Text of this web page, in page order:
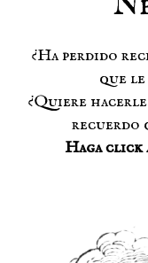
¿Ha perdido
que
¿Quiere
recuerdo
Haga click